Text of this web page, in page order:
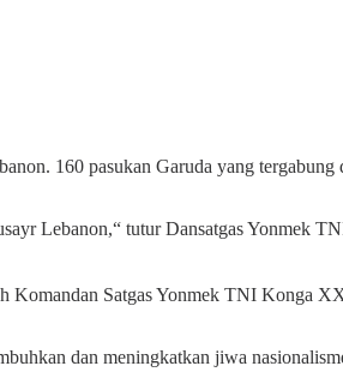
160 pasukan Garuda yang tergabung
Lebanon,“ tutur Dansatgas Yonmek
Komandan Satgas Yonmek TNI Konga
dan meningkatkan jiwa